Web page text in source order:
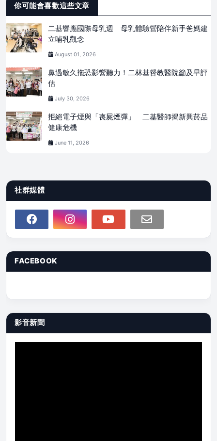
你可能會喜歡這些文章
二基響應國際母乳週 母乳體驗營陪伴新手爸媽建
立哺乳觀念
August 01, 2026
鼻過敏久拖恐影響聽力！二林基督教醫院籲及早評
估
July 30, 2026
拒絕電子煙與「喪屍煙彈」 二基醫師揭新興菸品
健康危機
June 11, 2026
社群媒體
FACEBOOK
影音新聞